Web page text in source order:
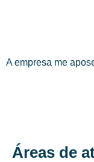
A empresa me
Áreas de